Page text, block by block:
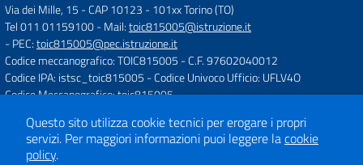
Via dei Mille, 15 - CAP 10123 -101xx Torino (TO)
Tel 011 01159100- Mail:toic815005@istruzione.it
- PEC:toic815005@pec.istruzione.it
Codice meccanografico: TOIC815005 - C.F. 97602040012
Codice IPA: istsc_toic815005 - Codice Univoco Ufficio: UFLV4O
Codice Meccanografico: toic815005
Concept & Design by
Designers Italia
Questo sito utilizza cookie tecnici per erogare i propri
servizi. Per maggiori informazioni puoi leggere lacookie
policy.